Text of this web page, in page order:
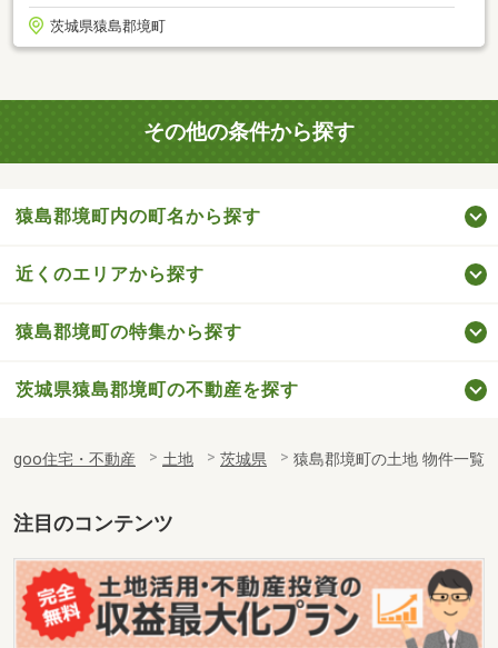
茨城県猿島郡境町
その他の条件から探す
猿島郡境町内の町名から探す
近くのエリアから探す
猿島郡境町の特集から探す
茨城県猿島郡境町の不動産を探す
goo住宅・不動産 土地 茨城県 猿島郡境町の土地 物件一覧
注目のコンテンツ